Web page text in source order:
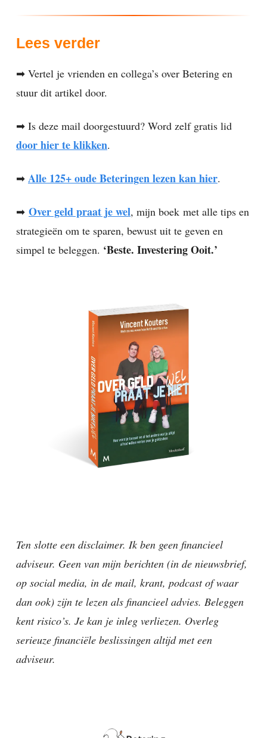
Lees verder
➡ Vertel je vrienden en collega’s over Betering en
stuur dit artikel door.
➡ Is deze mail doorgestuurd? Word zelf gratis lid
door hier te klikken.
➡ Alle 125+ oude Beteringen lezen kan hier.
➡ Over geld praat je wel, mijn boek met alle tips en
strategieën om te sparen, bewust uit te geven en
simpel te beleggen. ‘Beste. Investering Ooit.’
Ten slotte een disclaimer. Ik ben geen financieel
adviseur. Geen van mijn berichten (in de nieuwsbrief,
op social media, in de mail, krant, podcast of waar
dan ook) zijn te lezen als financieel advies. Beleggen
kent risico’s. Je kan je inleg verliezen. Overleg
serieuze financiële beslissingen altijd met een
adviseur.